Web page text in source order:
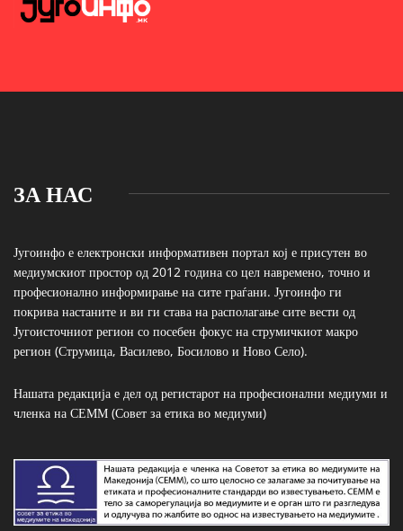
ЗА НАС
Југоинфо е електронски информативен портал кој е присутен во
медиумскиот простор од 2012 година со цел навремено, точно и
професионално информирање на сите граѓани. Југоинфо ги
покрива настаните и ви ги става на располагање сите вести од
Југоисточниот регион со посебен фокус на струмичкиот макро
регион (Струмица, Василево, Босилово и Ново Село).
Нашата редакција е дел од регистарот на професионални медиуми и
членка на СЕММ (Совет за етика во медиуми)